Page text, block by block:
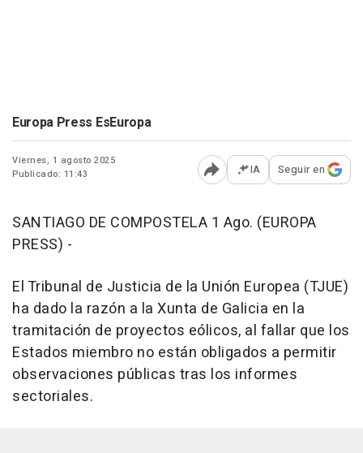
Europa Press EsEuropa
Viernes, 1 agosto 2025
Publicado: 11:43
Abrir opciones para
IA Seguir en
SANTIAGO DE COMPOSTELA 1 Ago. (EUROPA
PRESS) -
El Tribunal de Justicia de la Unión Europea (TJUE)
ha dado la razón a la Xunta de Galicia en la
tramitación de proyectos eólicos, al fallar que los
Estados miembro no están obligados a permitir
observaciones públicas tras los informes
sectoriales.